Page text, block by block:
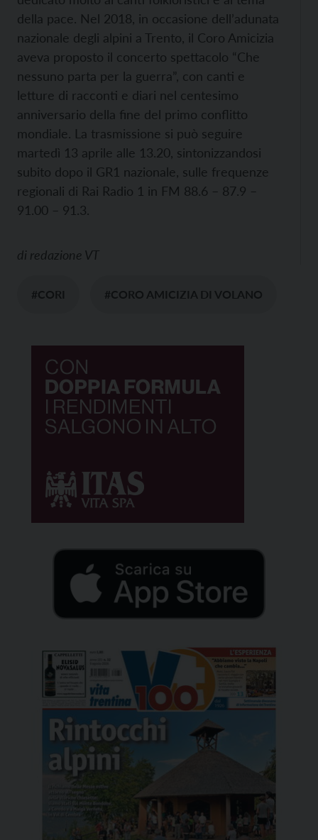
della pace. Nel 2018, in occasione dell’adunata
nazionale degli alpini a Trento, il Coro Amicizia
aveva proposto il concerto spettacolo “Che
nessuno parta per la guerra”, con canti e
letture di racconti e diari nel centesimo
anniversario della fine del primo conflitto
mondiale. La trasmissione si può seguire
martedì 13 aprile alle 13.20, sintonizzandosi
subito dopo il GR1 nazionale, sulle frequenze
regionali di Rai Radio 1 in FM 88.6 – 87.9 –
91.00 – 91.3.
di redazione VT
#CORI #CORO AMICIZIA DI VOLANO